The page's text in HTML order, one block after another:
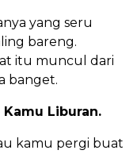
yang seru
bareng.
itu muncul dari
banget.
Liburan.
kamu pergi buat